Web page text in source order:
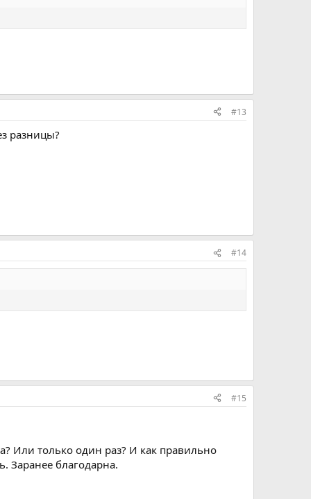
#13
разницы?
#14
#15
Или только один раз? И как правильно
Заранее благодарна.